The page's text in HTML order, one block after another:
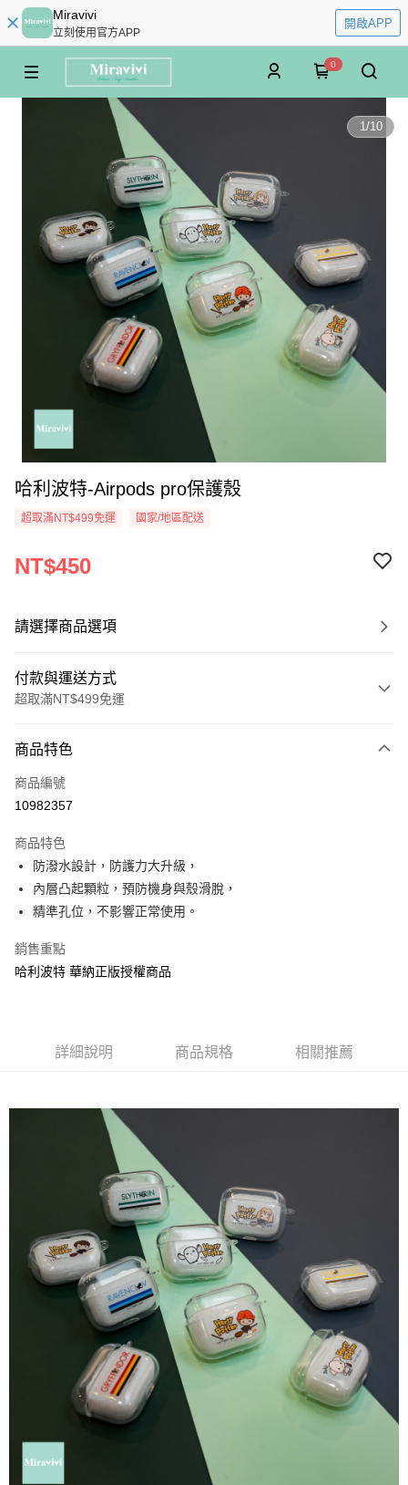
Miravivi
立刻使用官方APP
開啟APP
0
1/10
哈利波特-Airpods pro保護殼
超取滿NT$499免運 國家/地區配送
NT$450
請選擇商品選項
付款與運送方式
超取滿NT$499免運
信用卡一次付款
超商取貨付款
Apple Pay
街口支付
AFTEE先享後付
１．簡單：不需註冊會員、不需綁卡、不需儲值。
【「AFTEE先享後付」結帳流程】
１．於結帳方式選擇「AFTEE先享後付」後，將跳轉至「AFTEE先享後付」
結帳頁面，進行簡訊認證並確認金額後，即可完成結帳。
２．訂單成立數日內，您將收到繳費通知簡訊。
３．收到繳費通知簡訊後14天內，點擊此簡訊中的連結，可透過四大超商／
ATM／網路銀行／等多元方式進行付款，方視為交易完成。
※ 請注意：結帳手續完成當下不需立刻繳費，但若您需要取消訂單，請聯絡
購買商品的店家。未經商家同意取消之訂單仍視為有效，需透過AFTEE先享
後付繳納相關費用。
※ 交易是否成功請以「AFTEE先享後付 」之結帳頁面顯示為準，若有關於
是否繳費成功／繳費後需取消欲退款等相關疑問，請聯繫「AFTEE先享後付
客戶支援中心」 https://netprotections.freshdesk.com/support/home
１．透過由恩沛科技股份有限公司提供之「AFTEE先享後付」服務完成之交
易，需依本服務之必要範圍內提供個人資料，並將交易相關給付款項請求債
權轉讓予恩沛科技股份有限公司。
２．關於個人資料處理事宜，請瀏覽以下網址：
https://aftee.tw/terms/#terms3
３．未成年的使用者請事先徵得法定代理人或監護人之同意方可使用
「AFTEE先享後付」，若未經同意申辦者引起之損失，本公司不負相關責
任。
４．使用「AFTEE先享後付」時，將依據個別帳號之用戶狀況，依本公司即
運送方式
每筆NT$60，滿NT$499(含以上)免運費
每筆NT$60，滿NT$499(含以上)免運費
每筆NT$60，滿NT$499(含以上)免運費
付款後7-11取貨
每筆NT$60，滿NT$499(含以上)免運費
每筆NT$120，滿NT$499(含以上)免運費
查看運費
商品特色
商品編號
10982357
商品特色
防潑水設計，防護力大升級，
內層凸起顆粒，預防機身與殼滑脫，
精準孔位，不影響正常使用。
銷售重點
哈利波特 華納正版授權商品
詳細說明 商品規格 相關推薦